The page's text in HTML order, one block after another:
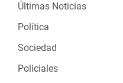
Últimas Noticias
Política
Sociedad
Policiales